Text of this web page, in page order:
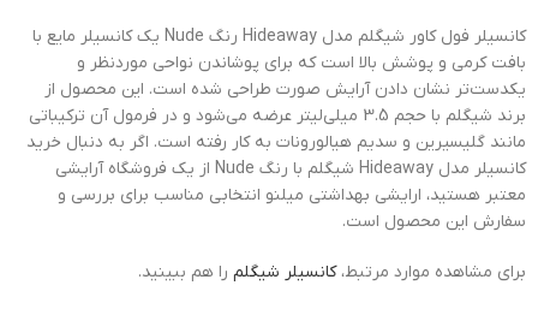
کانسیلر فول کاور شیگلم مدل Hideaway رنگ Nude یک کانسیلر مایع با
بافت کرمی و پوشش بالا است که برای پوشاندن نواحی موردنظر و
یکدست‌تر نشان دادن آرایش صورت طراحی شده است. این محصول از
برند شیگلم با حجم 3.5 میلی‌لیتر عرضه می‌شود و در فرمول آن ترکیباتی
مانند گلیسیرین و سدیم هیالورونات به کار رفته است. اگر به دنبال خرید
کانسیلر مدل Hideaway شیگلم با رنگ Nude از یک فروشگاه آرایشی
معتبر هستید، ارایشی بهداشتی میلنو انتخابی مناسب برای بررسی و
سفارش این محصول است.
برای مشاهده موارد مرتبط،کانسیلر شیگلم را هم ببینید.